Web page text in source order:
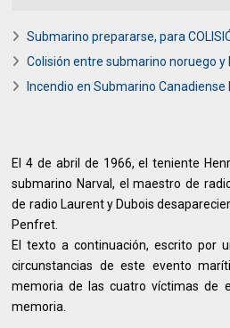
Submarino prepararse, para
Colisión entre submarino noruego y
Incendio en Submarino Canadiense
El 4 de abril de 1966, el teniente
submarino Narval, el maestro de
de radio Laurent y Dubois
Penfret.
El texto a continuación, escrito por
circunstancias de este evento
memoria de las cuatro víctimas de
memoria.